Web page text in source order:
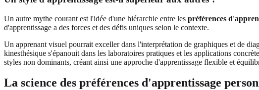
Un autre mythe courant est l'idée d'une hiérarchie entre les préférences
d'apprentissage a des forces et des défis uniques selon le contexte.
Un apprenant visuel pourrait exceller dans l'interprétation de graphiques et de
kinesthésique s'épanouit dans les laboratoires pratiques et les applications
styles non dominants, créant ainsi une approche d'apprentissage flexible et
La science des préférences d'apprentissage